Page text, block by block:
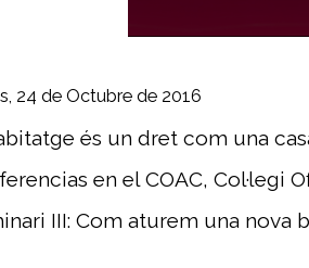
1
23
minutes,
secondsVolume
24 de Octubre de 2016
és un dret com una
en el COAC, Col·legi
III: Com aturem una